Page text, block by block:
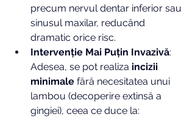
precum nervul dentar inferior sau
sinusul maxilar, reducând
dramatic orice risc.
Intervenție Mai Puțin Invazivă:
Adesea, se pot realiza incizii
minimale fără necesitatea unui
lambou (decoperire extinsă a
gingiei), ceea ce duce la: